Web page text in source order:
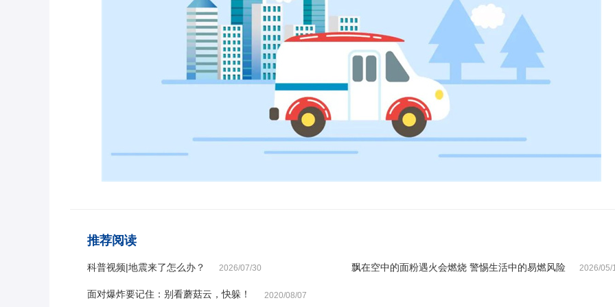
推荐阅读
科普视频|地震来了怎么办？ 2026/07/30 飘在空中的面粉遇火会燃烧 警惕生活中的易燃风险 2026/05/
面对爆炸要记住：别看蘑菇云，快躲！ 2020/08/07